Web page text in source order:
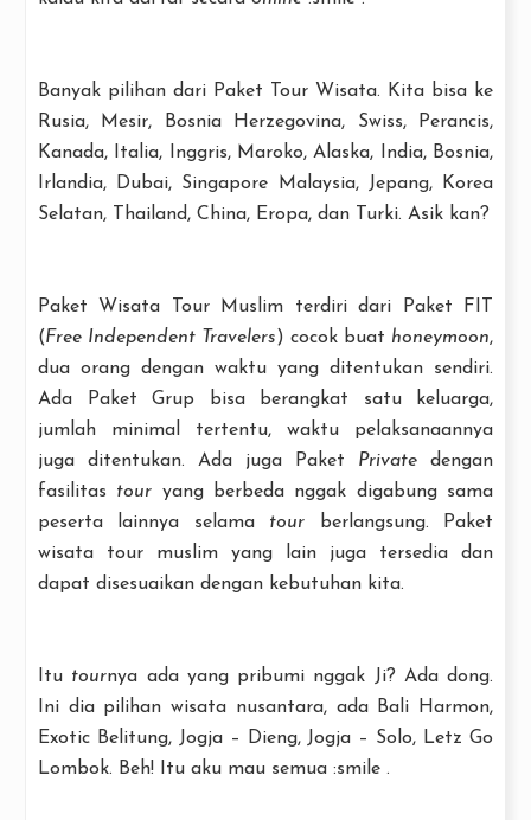
Banyak pilihan dari Paket Tour Wisata. Kita bisa ke
Rusia, Mesir, Bosnia Herzegovina, Swiss, Perancis,
Kanada, Italia, Inggris, Maroko, Alaska, India, Bosnia,
Irlandia, Dubai, Singapore Malaysia, Jepang, Korea
Selatan, Thailand, China, Eropa, dan Turki. Asik kan?
Paket Wisata Tour Muslim terdiri dari Paket FIT
(Free Independent Travelers) cocok buat honeymoon,
dua orang dengan waktu yang ditentukan sendiri.
Ada Paket Grup bisa berangkat satu keluarga,
jumlah minimal tertentu, waktu pelaksanaannya
juga ditentukan. Ada juga Paket Private dengan
fasilitas tour yang berbeda nggak digabung sama
peserta lainnya selama tour berlangsung. Paket
wisata tour muslim yang lain juga tersedia dan
dapat disesuaikan dengan kebutuhan kita.
Itu tournya ada yang pribumi nggak Ji? Ada dong.
Ini dia pilihan wisata nusantara, ada Bali Harmon,
Exotic Belitung, Jogja – Dieng, Jogja – Solo, Letz Go
Lombok. Beh! Itu aku mau semua :smile .